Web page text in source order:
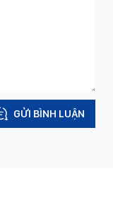
GỬI BÌNH LUẬN